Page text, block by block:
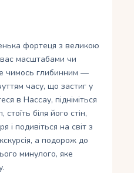
фортеця з великою
масштабами чи
чимось глибинним —
часу, що застиг у
в Нассау, підніміться
біля його стін,
і подивіться на світ з
а подорож до
минулого, яке